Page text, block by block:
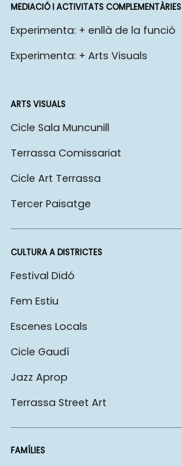
MEDIACIÓ I ACTIVITATS COMPLEMENTÀRIES
Experimenta: + enllà de la funció
Experimenta: + Arts Visuals
ARTS VISUALS
Cicle Sala Muncunill
Terrassa Comissariat
Cicle Art Terrassa
Tercer Paisatge
CULTURA A DISTRICTES
Festival Didó
Fem Estiu
Escenes Locals
Cicle Gaudí
Jazz Aprop
Terrassa Street Art
FAMÍLIES